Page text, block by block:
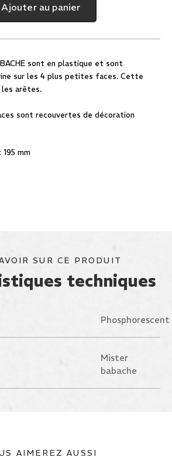
à
Cigares
Babache
Ajouter au panier
sont en plastique et sont
sur les 4 plus petites faces. Cette
les arêtes.
sont recouvertes de décoration
mm
SUR CE PRODUIT
techniques
Phosphorescent
Mister
babache
AIMEREZ AUSSI